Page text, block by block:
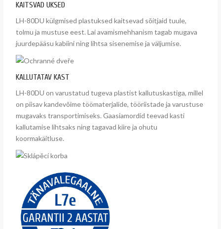
KAITSVAD UKSED
LH-80DU külgmised plastuksed kaitsevad sõitjaid tuule,
tolmu ja mustuse eest. Lai avamismehhanism tagab mugava
juurdepääsu kabiini ning lihtsa sisenemise ja väljumise.
KALLUTATAV KAST
LH-80DU on varustatud tugeva plastist kallutuskastiga, millel
on piisav kandevõime töömaterjalide, tööriistade ja varustuse
mugavaks transportimiseks. Gaasiamordid teevad kasti
kallutamise lihtsaks ning tagavad kiire ja ohutu
koormakäitluse.